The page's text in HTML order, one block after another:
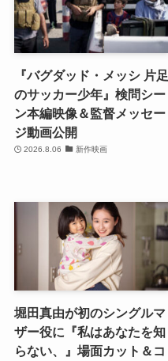
『バグダッド・メッシ 片足
のサッカー少年』検問シー
ン本編映像＆監督メッセー
ジ動画公開
2026.8.06 新作映画
堀田真由が初のシングルマ
ザー役に『私はあなたを知
らない、』場面カット＆コ